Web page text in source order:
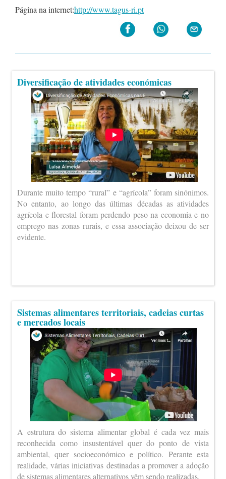
Página na internet:http://www.tagus-ri.pt
Diversificação de atividades económicas
Durante muito tempo “rural” e “agrícola” foram sinónimos.
No entanto, ao longo das últimas décadas as atividades
agrícola e florestal foram perdendo peso na economia e no
emprego nas zonas rurais, e essa associação deixou de ser
evidente.
Sistemas alimentares territoriais, cadeias curtas
e mercados locais
A estrutura do sistema alimentar global é cada vez mais
reconhecida como insustentável quer do ponto de vista
ambiental, quer socioeconómico e político. Perante esta
realidade, várias iniciativas destinadas a promover a adoção
de sistemas alimentares alternativos vêm sendo realizadas.